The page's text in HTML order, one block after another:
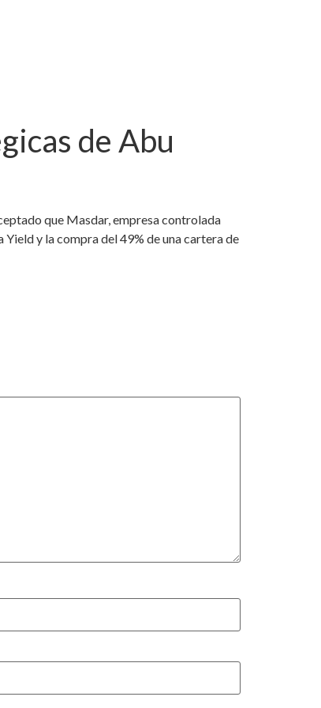
de Abu
que Masdar, empresa controlada
y la compra del 49% de una cartera de